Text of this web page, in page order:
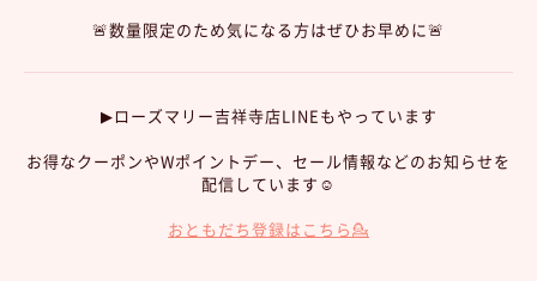
🚨数量限定のため気になる方はぜひお早めに🚨
▶︎ローズマリー吉祥寺店LINEもやっています
お得なクーポンやWポイントデー、セール情報などのお知らせを
配信しています☺︎
おともだち登録はこちら💁